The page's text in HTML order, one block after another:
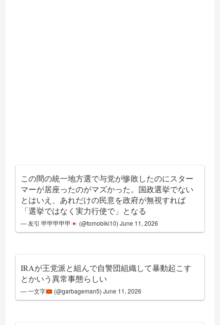
この間の統一地方選で与党が惨敗したのにスター
マーが居座ったのがマズかった。国政選挙でない
とはいえ、あれだけの民意を政府が無視すれば
「選挙ではなく実力行使で」となる
— 友引 甲甲甲甲甲 (@tomobiki10) June 11, 2026
IRAが王党派と組んで自警団組織して暴動起こす
とかいう異常事態らしい
— 一文字 (@garbageman5) June 11, 2026